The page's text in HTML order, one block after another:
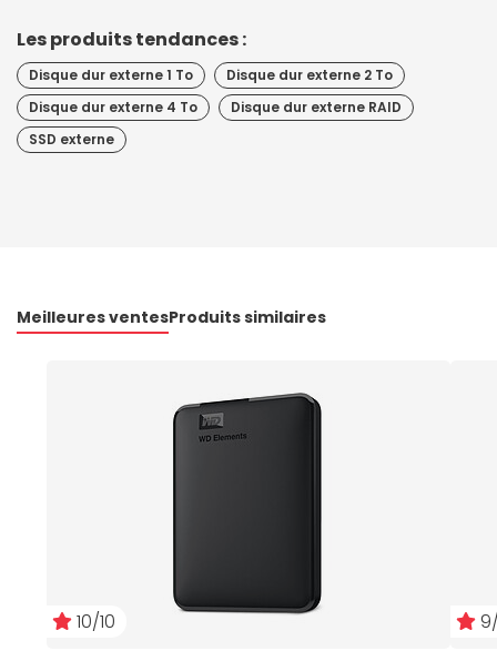
Les produits tendances :
Disque dur externe 1 To
Disque dur externe 2 To
Disque dur externe 4 To
Disque dur externe RAID
SSD externe
Meilleures ventesProduits similaires
10/10